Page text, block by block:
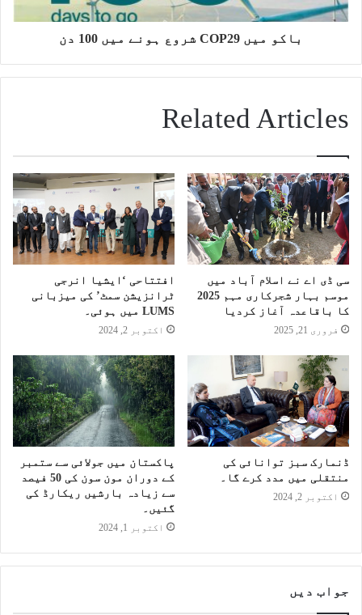
باکو میں COP29 شروع ہونے میں 100 دن
Related Articles
سی ڈی اے نے اسلام آباد میں
موسم بہار شجرکاری مہم 2025
کا باقاعدہ آغاز کردیا
فروری 21, 2025
افتتاحی ‘ایشیا انرجی
ٹرانزیشن سمٹ’ کی میزبانی
LUMS میں ہوئی۔
اکتوبر 2, 2024
ڈنمارک سبز توانائی کی
منتقلی میں مدد کرے گا۔
اکتوبر 2, 2024
پاکستان میں جولائی سے ستمبر
کے دوران مون سون کی 50 فیصد
سے زیادہ بارشیں ریکارڈ کی
گئیں۔
اکتوبر 1, 2024
جواب دیں